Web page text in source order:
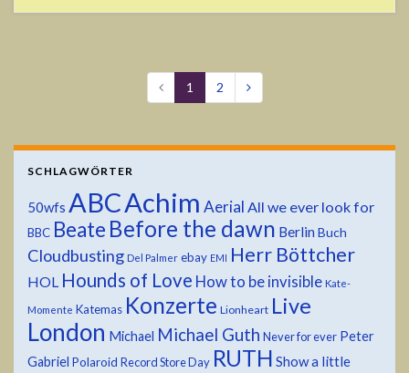
1 2
SCHLAGWÖRTER
50wfs ABCAchim Aerial All we ever look for
BBC Beate Before the dawn Berlin Buch
Cloudbusting Del Palmer ebay EMI Herr Böttcher
HOL Hounds of Love How to be invisible Kate-
Momente Katemas Konzerte Lionheart Live
London Michael Michael Guth Never for ever Peter
Gabriel Polaroid Record Store Day RUTH Show a little